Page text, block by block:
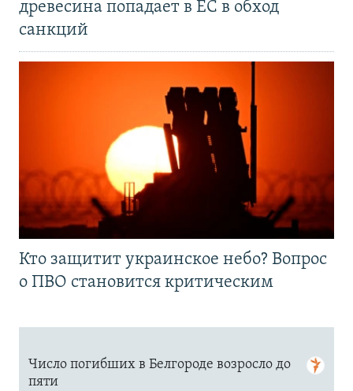
древесина попадает в ЕС в обход
санкций
Кто защитит украинское небо? Вопрос
о ПВО становится критическим